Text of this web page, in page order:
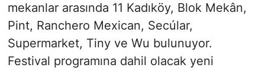
mekanlar arasında 11 Kadıköy, Blok Mekân,
Pint, Ranchero Mexican, Secúlar,
Supermarket, Tiny ve Wu bulunuyor.
Festival programına dahil olacak yeni